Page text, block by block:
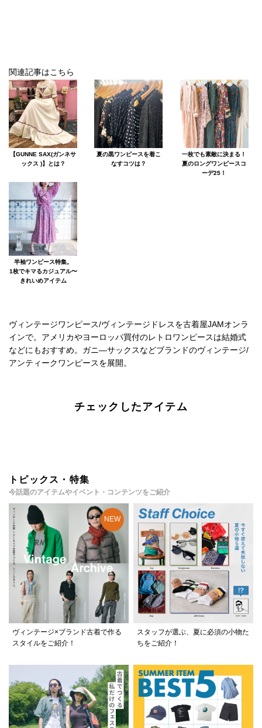
関連記事はこちら
【GUNNE SAX(ガンネサ
ックス )】とは？
夏の黒ワンピースを着こ
なすコツは？
一枚でも素敵に決まる！
夏のロングワンピースコ
ーデ25！
半袖ワンピース特集。
1枚でキマるカジュアル〜
きれいめアイテム
ヴィンテージワンピース/ヴィンテージドレスを古着屋JAMオンラ
インで。アメリカやヨーロッパ買付のレトロワンピースは結婚式
などにもおすすめ。ガニ―サックスなどブランドのヴィンテージ/
アンティークワンピースを展開。
チェックしたアイテム
トピックス・特集
今話題のアイテムやイベント・コンテンツをご紹介
ヴィンテージ×ブランド古着で作る
スタイルをご紹介！
スタッフが選ぶ、夏に必須の小物た
ちをご紹介！